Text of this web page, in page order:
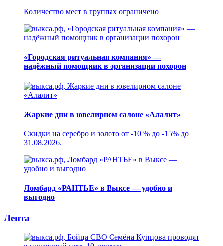
Количество мест в группах ограничено
«Городская ритуальная компания» —
надёжный помощник в организации похорон
Жаркие дни в ювелирном салоне «Алалит»
Скидки на серебро и золото от -10 % до -15% до
31.08.2026.
Ломбард «РАНТЬЕ» в Выксе — удобно и
выгодно
Лента